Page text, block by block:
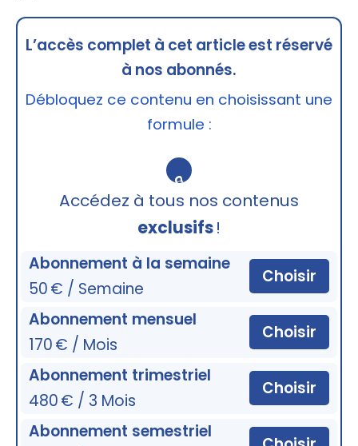
L’accès complet à cet article est réservé
à nos abonnés.
Débloquez ce contenu en choisissant une
formule :
🔒
Accédez à tous nos contenus
exclusifs!
Abonnement à la semaine
50 € / Semaine
Choisir
Abonnement mensuel
170 € / Mois
Choisir
Abonnement trimestriel
480 € / 3 Mois
Choisir
Abonnement semestriel